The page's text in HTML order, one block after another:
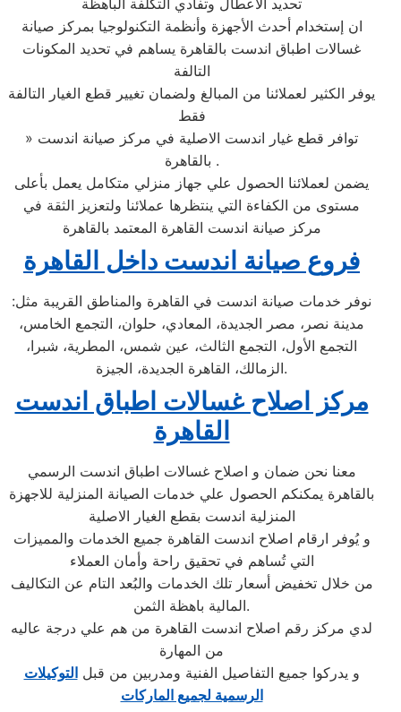
تحديد الاعطال وتفادي التكلفة الباهظة
ان إستخدام أحدث الأجهزة وأنظمة التكنولوجيا بمركز صيانة
غسالات اطباق اندست بالقاهرة يساهم في تحديد المكونات
التالفة
يوفر الكثير لعملائنا من المبالغ ولضمان تغيير قطع الغيار التالفة
فقط
» توافر قطع غيار اندست الاصلية في مركز صيانة اندست
بالقاهرة .
يضمن لعملائنا الحصول علي جهاز منزلي متكامل يعمل بأعلى
مستوى من الكفاءة التي ينتظرها عملائنا ولتعزيز الثقة في
مركز صيانة اندست القاهرة المعتمد بالقاهرة
فروع صيانة اندست داخل القاهرة
نوفر خدمات صيانة اندست في القاهرة والمناطق القريبة مثل:
مدينة نصر، مصر الجديدة، المعادي، حلوان، التجمع الخامس،
التجمع الأول، التجمع الثالث، عين شمس، المطرية، شبرا،
الزمالك، القاهرة الجديدة، الجيزة.
مركز اصلاح غسالات اطباق اندست
القاهرة
معنا نحن ضمان و اصلاح غسالات اطباق اندست الرسمي
بالقاهرة يمكنكم الحصول علي خدمات الصيانة المنزلية للاجهزة
المنزلية اندست بقطع الغيار الاصلية
و يُوفر ارقام اصلاح اندست القاهرة جميع الخدمات والمميزات
التي تُساهم في تحقيق راحة وأمان العملاء
من خلال تخفيض أسعار تلك الخدمات والبُعد التام عن التكاليف
المالية باهظة الثمن.
لدي مركز رقم اصلاح اندست القاهرة من هم علي درجة عاليه
من المهارة
و يدركوا جميع التفاصيل الفنية ومدربين من قبلالتوكيلات
الرسمية لجميع الماركات